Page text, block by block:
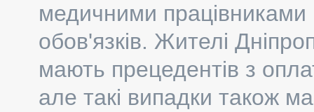
медичними працівниками
обов'язків. Жителі
мають прецедентів з
але такі випадки також